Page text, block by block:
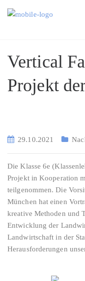
Vertical
Projekt
29.10.2021
Die Klasse 6e
Projekt in Kooperation
teilgenommen. Die
München hat einen
kreative Methoden und
Entwicklung der
Landwirtschaft in der
Herausforderungen